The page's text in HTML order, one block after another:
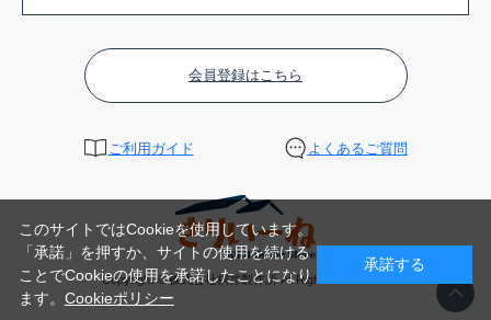
会員登録はこちら
ご利用ガイド よくあるご質問
Copyright © 株式会社桐井製作所 All Rights Reserved.
このサイトではCookieを使用しています。
「承諾」を押すか、サイトの使用を続ける
ことでCookieの使用を承諾したことになり
ます。 Cookieポリシー
承諾する